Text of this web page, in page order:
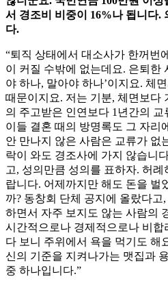
서 경조비 비중이 16%나 됩니다.
다.
“퇴직 상태에서 대소사가 한꺼번
이 커질 수밖에 없는데요. 은퇴한
야 하나, 말아야 하나’이지요. 체
때문이지요. 저는 기분, 체면보다
의 주고받은 인연보다 1년간의
이들 결혼 때의 방명록도 그 자리
안 만나지 않은 사람은 교류가 없
락이 와도 경조사에 가지 않습니
고, 성의만큼 성의를 표하자. 허
랍니다. 어제까지만 해도 돈을 벌
까? 동창회 단체 공지에 올랐다고
하면서 자주 보지도 않는 사람의
시간적으로나 경제적으로나 비합
다 보니 주위에서 욕을 먹기도 해
신의 기준을 지켜나가는 맷집과
중 하나입니다.”